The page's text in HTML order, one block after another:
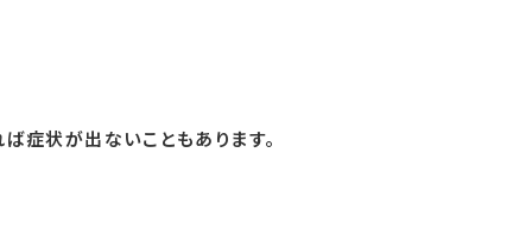
症状が出ないこともあります。